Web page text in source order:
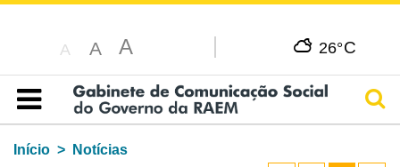
A A A 26°C
Índice
Início
Notícias